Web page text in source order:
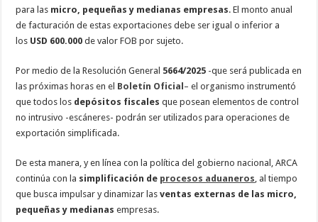
para las micro, pequeñas y medianas empresas. El monto anual
de facturación de estas exportaciones debe ser igual o inferior a
los USD 600.000de valor FOB por sujeto.
Por medio de la Resolución General 5664/2025 -que será publicada en
las próximas horas en el Boletín Oficial – el organismo instrumentó
que todos los depósitos fiscales que posean elementos de control
no intrusivo -escáneres- podrán ser utilizados para operaciones de
exportación simplificada.
De esta manera, y en línea con la política del gobierno nacional, ARCA
continúa con la simplificación de procesos aduaneros , al tiempo
que busca impulsar y dinamizar las ventas externas de las micro,
pequeñas y medianas empresas.